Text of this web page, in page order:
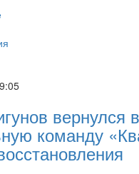
вернулся в
команду